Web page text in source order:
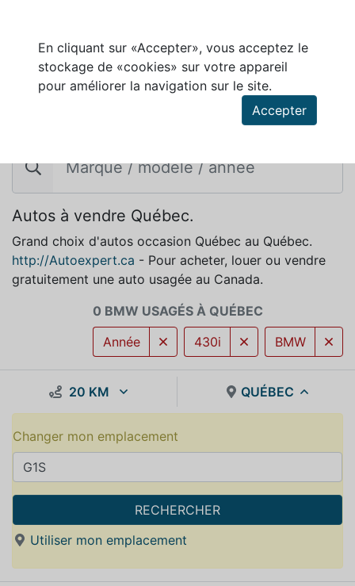
En cliquant sur «Accepter», vous acceptez le
stockage de «cookies» sur votre appareil
pour améliorer la navigation sur le site.
Accepter
Autos à vendre Québec.
Grand choix d'autos occasion Québec au Québec.
http://Autoexpert.ca - Pour acheter, louer ou vendre
gratuitement une auto usagée au Canada.
0 BMW USAGÉS À QUÉBEC
BMW
430i
Année
20 KM QUÉBEC
Changer mon emplacement
RECHERCHER
Utiliser mon emplacement